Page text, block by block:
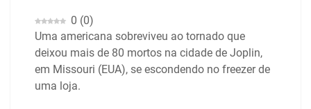
0 (0)
Uma americana sobreviveu ao tornado que
deixou mais de 80 mortos na cidade de Joplin,
em Missouri (EUA), se escondendo no freezer de
uma loja.